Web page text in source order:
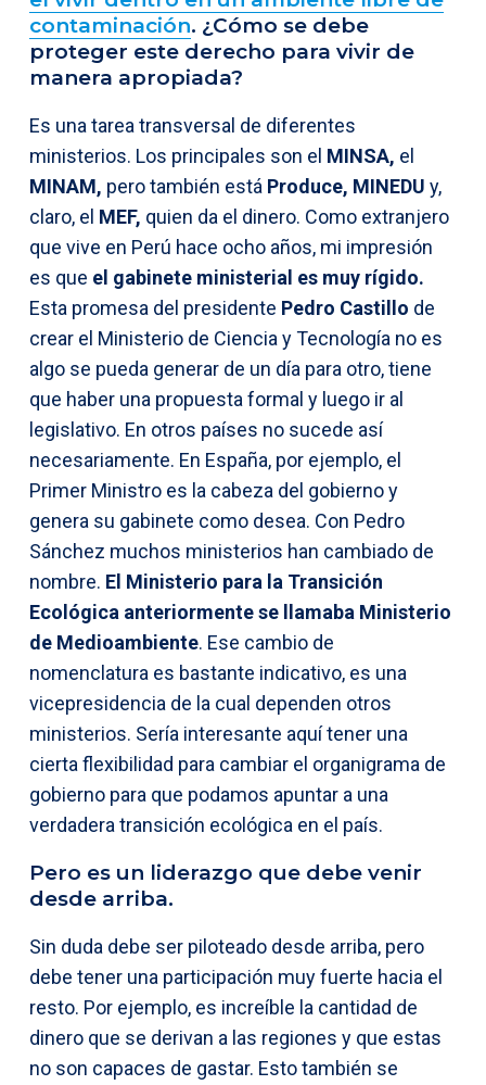
contaminación. ¿Cómo se debe
proteger este derecho para vivir de
manera apropiada?
Es una tarea transversal de diferentes
ministerios. Los principales son el MINSA, el
MINAM, pero también está Produce, MINEDU y,
claro, el MEF, quien da el dinero. Como extranjero
que vive en Perú hace ocho años, mi impresión
es que el gabinete ministerial es muy rígido.
Esta promesa del presidente Pedro Castillo de
crear el Ministerio de Ciencia y Tecnología no es
algo se pueda generar de un día para otro, tiene
que haber una propuesta formal y luego ir al
legislativo. En otros países no sucede así
necesariamente. En España, por ejemplo, el
Primer Ministro es la cabeza del gobierno y
genera su gabinete como desea. Con Pedro
Sánchez muchos ministerios han cambiado de
nombre. El Ministerio para la Transición
Ecológica anteriormente se llamaba Ministerio
de Medioambiente. Ese cambio de
nomenclatura es bastante indicativo, es una
vicepresidencia de la cual dependen otros
ministerios. Sería interesante aquí tener una
cierta flexibilidad para cambiar el organigrama de
gobierno para que podamos apuntar a una
verdadera transición ecológica en el país.
Pero es un liderazgo que debe venir
desde arriba.
Sin duda debe ser piloteado desde arriba, pero
debe tener una participación muy fuerte hacia el
resto. Por ejemplo, es increíble la cantidad de
dinero que se derivan a las regiones y que estas
no son capaces de gastar. Esto también se